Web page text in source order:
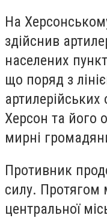
На
здійснив
населених
що поряд з
артилерійських
Херсон та його
мирні
Противник
силу. Протягом
центральної